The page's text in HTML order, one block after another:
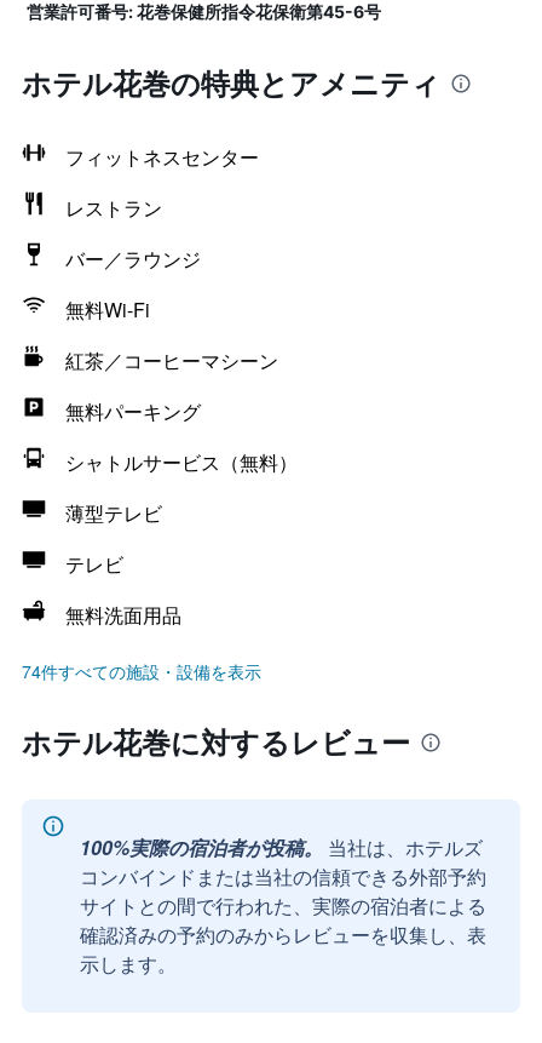
営業許可番号: 花巻保健所指令花保衛第45-6号
ホテル花巻の特典とアメニティ
フィットネスセンター
レストラン
バー／ラウンジ
無料Wi-Fi
紅茶／コーヒーマシーン
無料パーキング
シャトルサービス（無料）
薄型テレビ
テレビ
無料洗面用品
74件すべての施設・設備を表示
ホテル花巻に対するレビュー
100%実際の宿泊者が投稿。
当社は、ホテルズ
コンバインドまたは当社の信頼できる外部予約
サイトとの間で行われた、実際の宿泊者による
確認済みの予約のみからレビューを収集し、表
示します。